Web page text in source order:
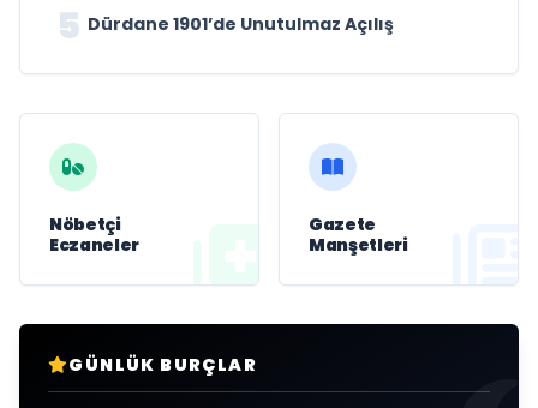
5 Dürdane 1901’de Unutulmaz Açılış
Nöbetçi
Eczaneler
Gazete
Manşetleri
GÜNLÜK BURÇLAR